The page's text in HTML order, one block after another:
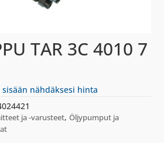
TAR 3C 4010 7
nähdäksesi hinta
ja -varusteet,Öljypumput ja